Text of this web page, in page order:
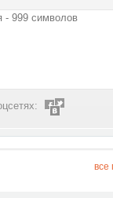
все